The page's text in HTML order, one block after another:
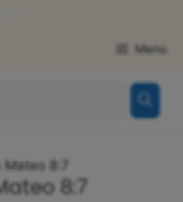
Menú
Mateo 8:7
8:7